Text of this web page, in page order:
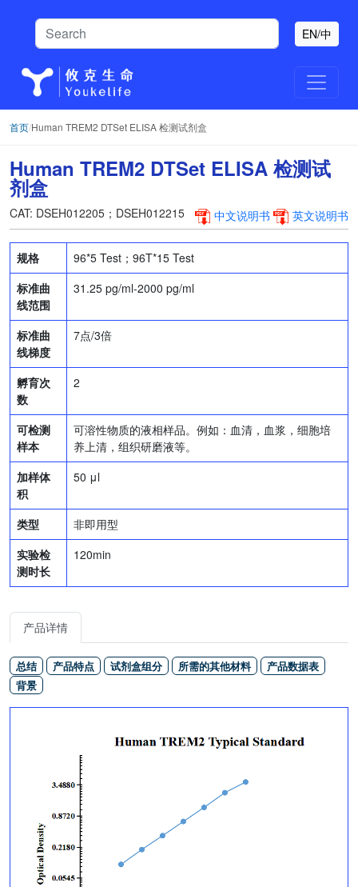
EN/中
首页/Human TREM2 DTSet ELISA 检测试剂盒
Human TREM2 DTSet ELISA 检测试
剂盒
CAT: DSEH012205；DSEH012215 中文说明书 英文说明书
规格
96*5 Test；96T*15 Test
标准曲
线范围
31.25 pg/ml-2000 pg/ml
标准曲
线梯度
7点/3倍
孵育次
数
2
可检测
样本
可溶性物质的液相样品。例如：血清，血浆，细胞培
养上清，组织研磨液等。
加样体
积
50 μl
类型
非即用型
实验检
测时长
120min
产品详情
总结 产品特点 试剂盒组分 所需的其他材料
产品数据表
背景